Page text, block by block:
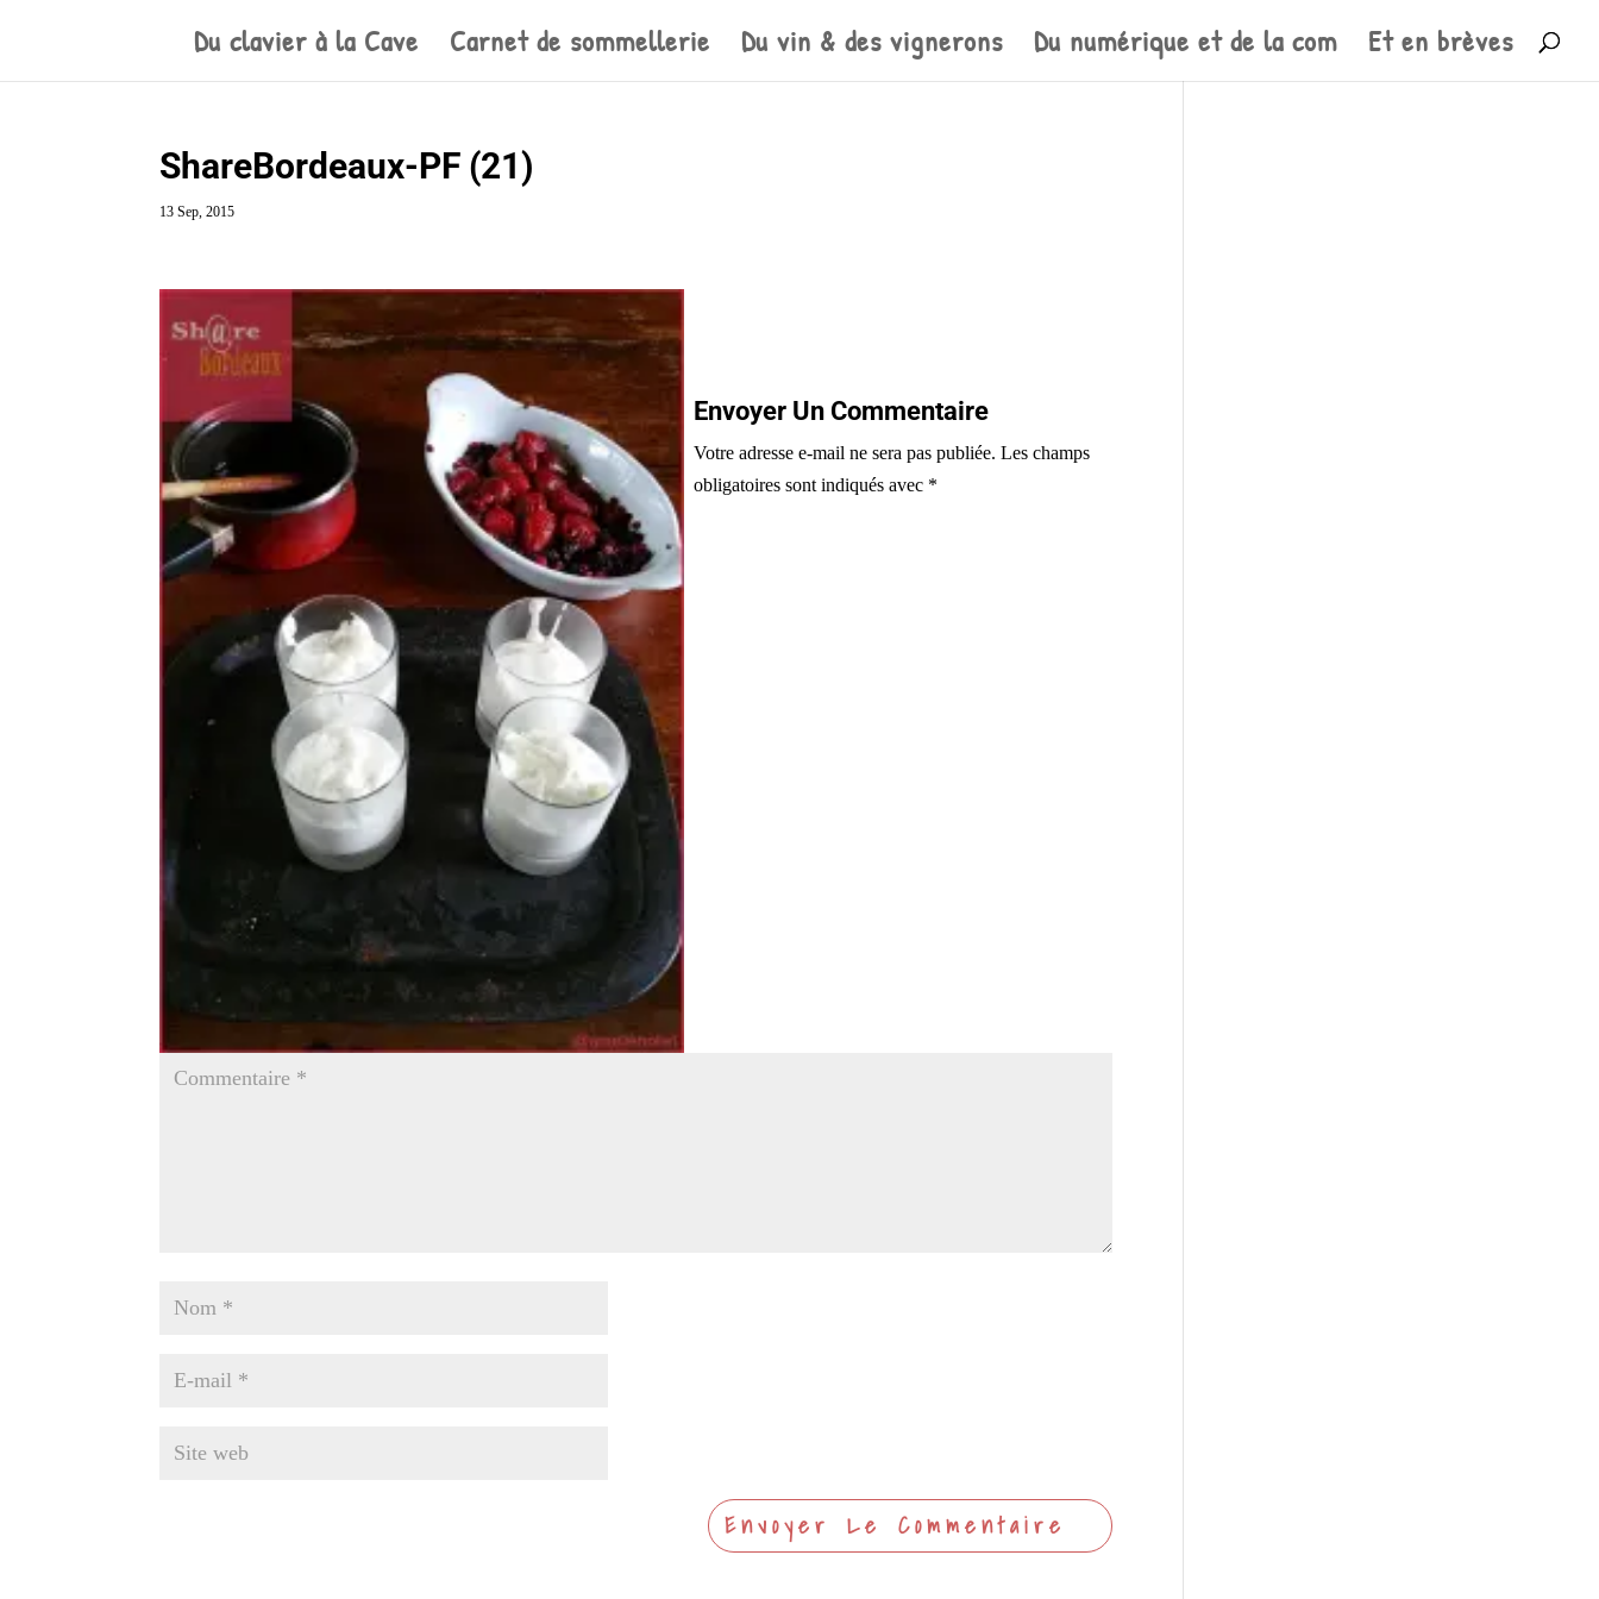
Du clavier à la Cave Carnet de sommellerie Du vin & des vignerons Du numérique et de la com Et en brèves
ShareBordeaux-PF (21)
13 Sep, 2015
Envoyer Un Commentaire
Votre adresse e-mail ne sera pas publiée. Les champs
obligatoires sont indiqués avec *